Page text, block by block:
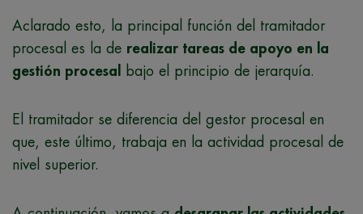
Aclarado esto, la principal función del tramitador
procesal es la de realizar tareas de apoyo en la
gestión procesal
bajo el principio de jerarquía.
El tramitador se diferencia del gestor procesal en
que, este último, trabaja en la actividad procesal de
nivel superior.